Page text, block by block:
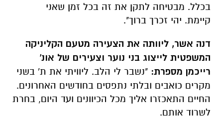
בכלל. מבטיחה לתקן את זה בכל זמן שאני
קיימת. יהי זכרך ברוך".
דנה אשר, ליוותה את הצעירה מטעם הקליניקה
המשפטית לייצוג בני נוער וצעירים של אונ'
רייכמן מספרת: "נשבר לי הלב. ליוויתי את ת' בשני
מקרים כואבים ובלתי נתפסים בחודשים האחרונים.
החיים התאכזרו אליך מכל הכיוונים ועד היום, בחרת
לשרוד אותם.